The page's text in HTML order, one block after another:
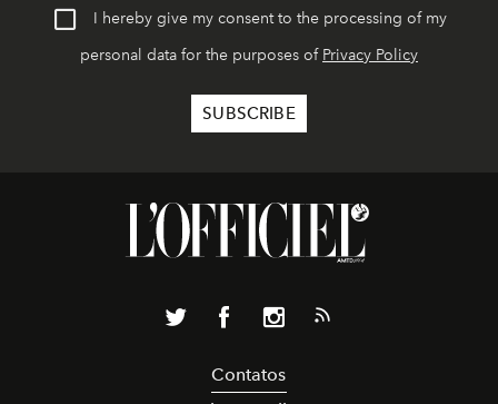
I hereby give my consent to the processing of my
personal data for the purposes of Privacy Policy
Contatos